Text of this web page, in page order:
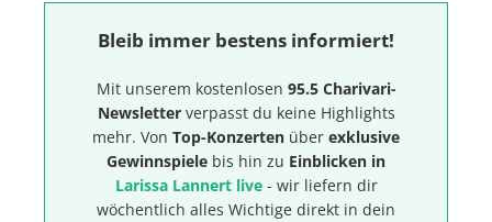
Bleib immer bestens informiert!
Mit unserem kostenlosen 95.5 Charivari-
Newsletterverpasst du keine Highlights
mehr. Von Top-Konzerten über exklusive
Gewinnspiele bis hin zu Einblicken in
Larissa Lannert live- wir liefern dir
wöchentlich alles Wichtige direkt in dein